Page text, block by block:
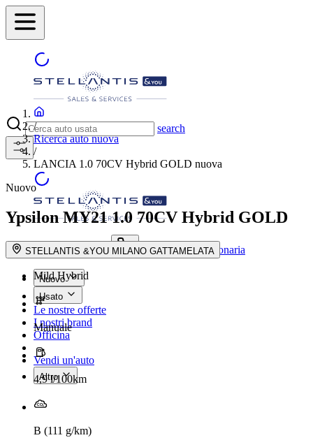
search
search button - icon Trova la concessionaria
Nuovo
Usato
Le nostre offerte
I nostri brand
Officina
Vendi un'auto
Altro
/
Ricerca auto nuova
/
LANCIA 1.0 70CV Hybrid GOLD nuova
Nuovo
Ypsilon MY211.0 70CV Hybrid GOLD
STELLANTIS &YOU MILANO GATTAMELATA
Mild Hybrid
Manuale
4,9 l/100km
B (111 g/km)